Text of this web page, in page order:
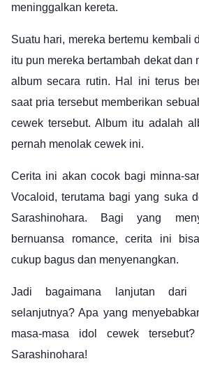
meninggalkan kereta.
Suatu hari, mereka bertemu kembali
itu pun mereka bertambah dekat dan
album secara rutin. Hal ini terus
saat pria tersebut memberikan
cewek tersebut. Album itu adalah
pernah menolak cewek ini.
Cerita ini akan cocok bagi minna-
Vocaloid, terutama bagi yang suka
Sarashinohara. Bagi yang
bernuansa romance, cerita ini
cukup bagus dan menyenangkan.
Jadi bagaimana lanjutan dari
selanjutnya? Apa yang
masa-masa idol cewek
Sarashinohara!